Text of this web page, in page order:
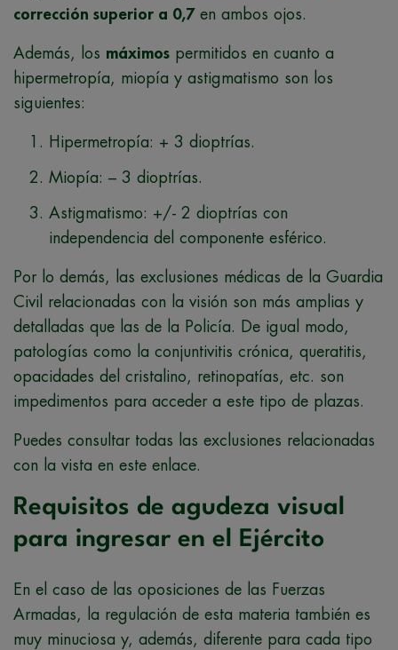
corrección superior a 0,7 en ambos ojos.
Además, los máximos permitidos en cuanto a
hipermetropía, miopía y astigmatismo son los
siguientes:
Hipermetropía: + 3 dioptrías.
Miopía: – 3 dioptrías.
Astigmatismo: +/- 2 dioptrías con
independencia del componente esférico.
Por lo demás, las exclusiones médicas de la Guardia
Civil relacionadas con la visión son más amplias y
detalladas que las de la Policía. De igual modo,
patologías como la conjuntivitis crónica, queratitis,
opacidades del cristalino, retinopatías, etc. son
impedimentos para acceder a este tipo de plazas.
Puedes consultar todas las exclusiones relacionadas
con la vista en este enlace.
Requisitos de agudeza visual
para ingresar en el Ejército
En el caso de las oposiciones de las Fuerzas
Armadas, la regulación de esta materia también es
muy minuciosa y, además, diferente para cada tipo